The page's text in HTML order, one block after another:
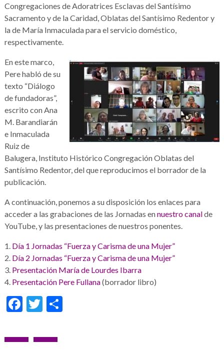
Congregaciones de Adoratrices Esclavas del Santísimo
Sacramento y de la Caridad, Oblatas del Santísimo Redentor y
la de María Inmaculada para el servicio doméstico,
respectivamente.
En este marco,
Pere habló de su
texto “Diálogo
de fundadoras”,
escrito con Ana
M. Barandiarán
e Inmaculada
Ruiz de
Balugera, Instituto Histórico Congregación Oblatas del
Santísimo Redentor, del que reproducimos el borrador de la
publicación.
A continuación, ponemos a su disposición los enlaces para
acceder a las grabaciones de las Jornadas ennuestro canalde
YouTube, y las presentaciones de nuestros ponentes.
1. Día 1 Jornadas “Fuerza y Carisma de una Mujer”
2. Día 2 Jornadas “Fuerza y Carisma de una Mujer”
3. Presentación María de Lourdes Ibarra
4. Presentación Pere Fullana(borrador libro)
Facebook
Twitter
Share
PostPREVIOUS
NEXT